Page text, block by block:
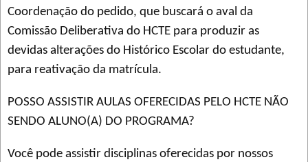
Coordenação do pedido, que buscará o aval da
Comissão Deliberativa do HCTE para produzir as
devidas alterações do Histórico Escolar do estudante,
para reativação da matrícula.
POSSO ASSISTIR AULAS OFERECIDAS PELO HCTE NÃO
SENDO ALUNO(A) DO PROGRAMA?
Você pode assistir disciplinas oferecidas por nossos